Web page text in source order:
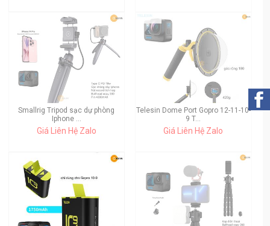
Smallrig Tripod sạc dự phòng
Iphone ...
Giá Liên Hệ Zalo
Telesin Dome Port Gopro 12-11-10-
9 T...
Giá Liên Hệ Zalo